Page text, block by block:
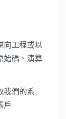
向工程或以
始碼、演算
我們的系
戶